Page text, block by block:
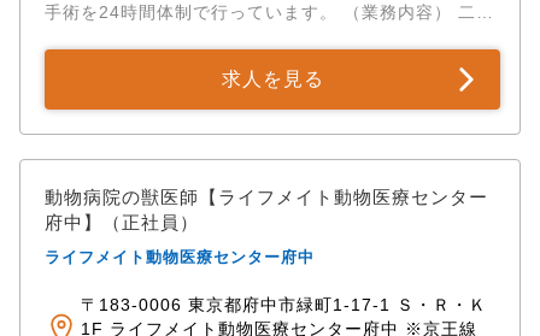
手術を24時間体制で行っています。 （業務内容） 二次
のホームドクターから紹介された重症患者の受け入
れ、24時間付き添い看護下での高度なICU管理。 ◎二
次診療（日中）： 紹介症例に対する即日の画像診断
（MRI・CT等）、各種専門検査、それに基づく最適な
治療計画の立案。 ◎夜間救急診療： 夜間に来院する急
性期・超急性期疾患のトリアージ、緊急処置。 ◎緊急
即日・緊急外科手術の執刀、またはサポート。 ※各専
している二次診療専門の動物病院のため、 難治症例に
求人を見る
動物病院の獣医師【ライフメイト動物医療センター
府中】（正社員）
ライフメイト動物医療センター府中
〒183-0006 東京都府中市緑町1-17-1 Ｓ・Ｒ・Ｋ
1F ライフメイト動物医療センター府中 ※京王線